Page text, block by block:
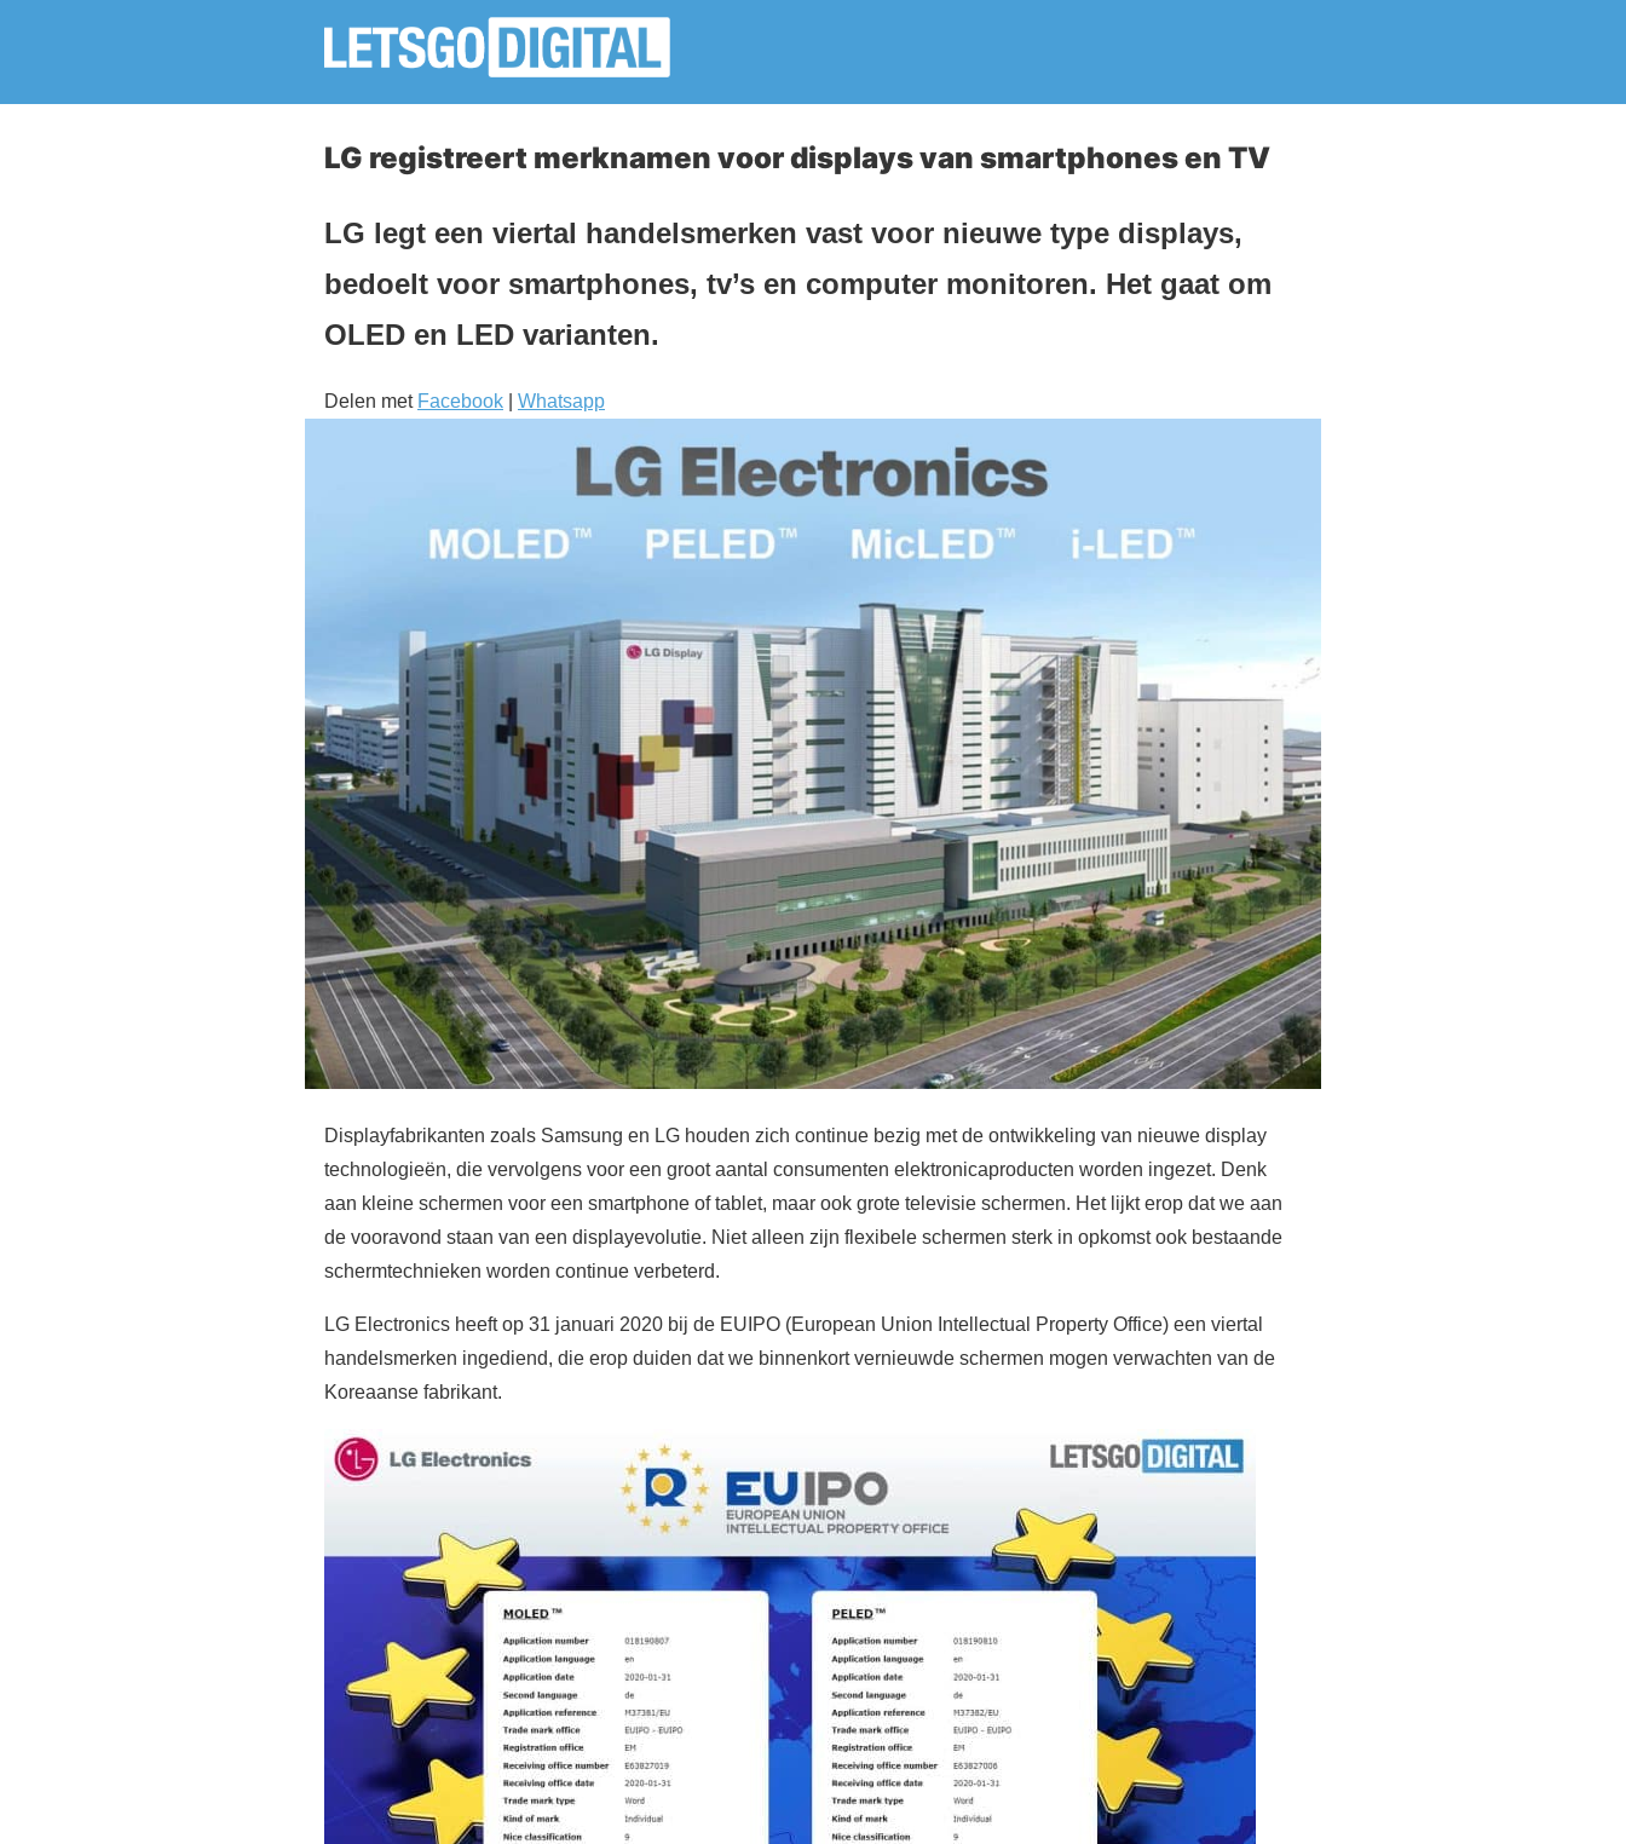
LG registreert merknamen voor displays van smartphones en TV
LG legt een viertal handelsmerken vast voor nieuwe type displays,
bedoelt voor smartphones, tv’s en computer monitoren. Het gaat om
OLED en LED varianten.
Delen met Facebook Whatsapp
Displayfabrikanten zoals Samsung en LG houden zich continue bezig met de ontwikkeling van nieuwe display
technologieën, die vervolgens voor een groot aantal consumenten elektronicaproducten worden ingezet. Denk
aan kleine schermen voor een smartphone of tablet, maar ook grote televisie schermen. Het lijkt erop dat we aan
de vooravond staan van een displayevolutie. Niet alleen zijn flexibele schermen sterk in opkomst ook bestaande
schermtechnieken worden continue verbeterd.
LG Electronics heeft op 31 januari 2020 bij de EUIPO (European Union Intellectual Property Office) een viertal
handelsmerken ingediend, die erop duiden dat we binnenkort vernieuwde schermen mogen verwachten van de
Koreaanse fabrikant.